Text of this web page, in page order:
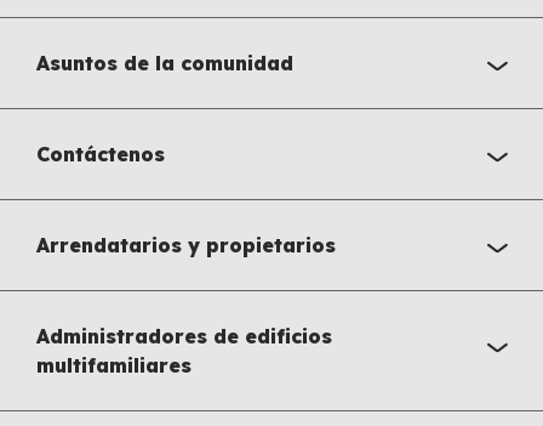
Asuntos de la comunidad
Contáctenos
Arrendatarios y propietarios
Administradores de edificios
multifamiliares